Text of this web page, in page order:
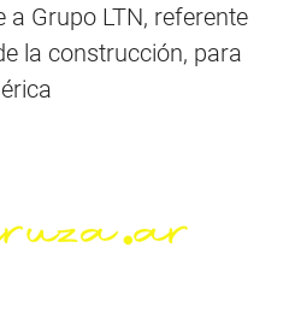
a Grupo LTN, referente
la construcción, para